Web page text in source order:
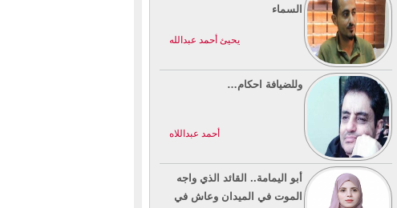
السماء
يحيئ أحمد عبدالله
وللضيافة احكام…
أحمد عبداللاه
أبو اليمامة.. القائد الذي واجه
الموت في الميدان وعاش في